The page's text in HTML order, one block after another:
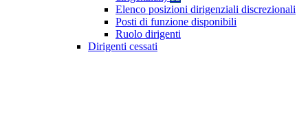
Elenco posizioni dirigenziali discrezionali
Posti di funzione disponibili
Ruolo dirigenti
Dirigenti cessati